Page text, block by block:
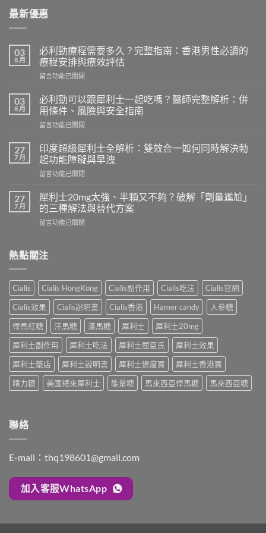
最新優惠
03
8 月
必利勁療程需要多久？完整指南：香港男性必讀的
療程安排與療效評估
在
利
勁
療
程
要
多
久？
完
指
南：
港
必
療
程
安
排
與
療
效
評
估〉
中
留言功能已關閉
03
8 月
必利勁可以跟犀利士一起吃嗎？醫師完整解析：併
用條件、風險與安全指南
在
利
勁
可
以
犀
利
士
一
嗎？
完
整
解
析：
併
用
條
件、
風
險
留言功能已關閉
27
7 月
印度超級犀利士全解析：雙效合一如何同時解決勃
起功能障礙與早洩
在
度
超
級
犀
全
雙
效
合
一
如
何
同
時
解
決
早
中
留言功能已關閉
27
7 月
犀利士20mg太強、半顆又不夠？破解「劑量尷尬」
的三種解法與替代方案
在
士
20mg
強、
半
顆
又
不
夠？
破
解
「劑
量
尬」
與
方
案〉
留言功能已關閉
熱點關注
Cialis Cialis HongKong Cialis副作用 Cialis吃法
Cialis官網
Cialis效果
Cialis說明書 Cialis香港 Hamer candy
人參糖
悍馬紅糖
汗馬糖 漢馬糖 犀利士
犀利士20mg
犀利士副作用
犀利士吃法 犀利士屈臣氏
犀利士效果
犀利士藥店
犀利士說明書 犀利士邊度買
犀利士香港買
精力糖
美國禮來犀利士 能量糖 馬來西亞悍馬糖 馬來西亞糖
聯絡
E-mail： thq198601@gmail.com
加入客服WhatsApp